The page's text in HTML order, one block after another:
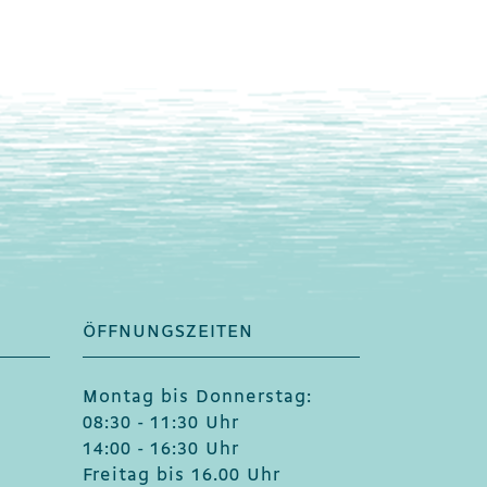
ÖFFNUNGSZEITEN
Montag bis Donnerstag:
08:30 - 11:30 Uhr
14:00 - 16:30 Uhr
Freitag bis 16.00 Uhr